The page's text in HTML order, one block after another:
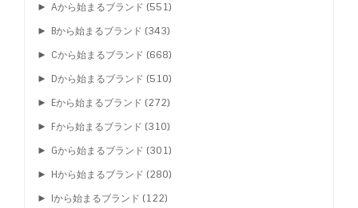
► Aから始まるブランド (551)
► Bから始まるブランド (343)
► Cから始まるブランド (668)
► Dから始まるブランド (510)
► Eから始まるブランド (272)
► Fから始まるブランド (310)
► Gから始まるブランド (301)
► Hから始まるブランド (280)
► Iから始まるブランド (122)